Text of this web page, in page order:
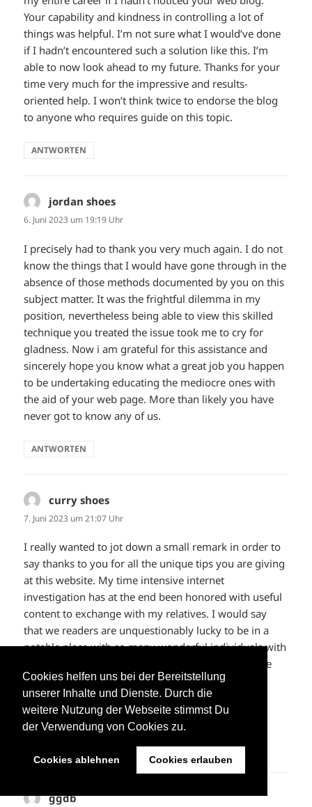
Cookies helfen uns bei der Bereitstellung
unserer Inhalte und Dienste. Durch die
weitere Nutzung der Webseite stimmst Du
der Verwendung von Cookies zu.
Cookies ablehnen Cookies erlauben
Your capability and kindness in controlling a lot of
things was helpful. I’m not sure what I would’ve done
if I hadn’t encountered such a solution like this. I’m
able to now look ahead to my future. Thanks for your
time very much for the impressive and results-
oriented help. I won’t think twice to endorse the blog
to anyone who requires guide on this topic.
ANTWORTEN
jordan shoes
6. Juni 2023 um 19:19 Uhr
I precisely had to thank you very much again. I do not
know the things that I would have gone through in the
absence of those methods documented by you on this
subject matter. It was the frightful dilemma in my
position, nevertheless being able to view this skilled
technique you treated the issue took me to cry for
gladness. Now i am grateful for this assistance and
sincerely hope you know what a great job you happen
to be undertaking educating the mediocre ones with
the aid of your web page. More than likely you have
never got to know any of us.
ANTWORTEN
curry shoes
7. Juni 2023 um 21:07 Uhr
I really wanted to jot down a small remark in order to
say thanks to you for all the unique tips you are giving
at this website. My time intensive internet
investigation has at the end been honored with useful
content to exchange with my relatives. I would say
that we readers are unquestionably lucky to be in a
notable place with so many wonderful individuals with
very helpful solutions. I feel really fortunate to have
seen your entire weblog and look forward to some
more awesome minutes reading here. Thank you
again for a lot of things.
ggdbsagt: